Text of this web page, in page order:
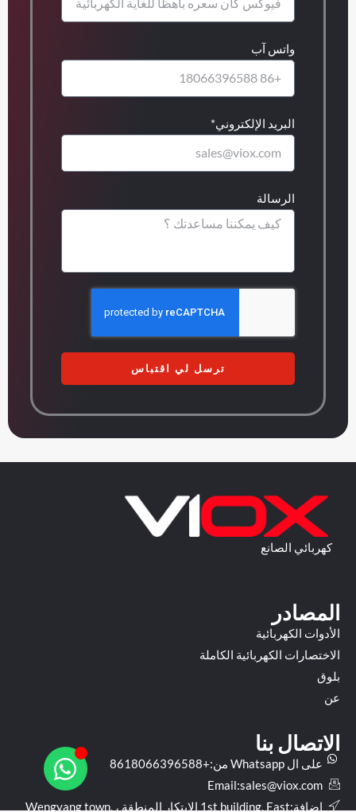
واتس آب
البريد الإلكتروني*
الرسالة
ترسل لي اقتباس
كهربائي الصانع
المصادر
الأدوات الكهربائية
الاختصارات الكهربائية الكاملة
بلوق
عن
الاتصال بنا
على ال Whatsapp من:+8618066396588
Email:sales@viox.com
إضافة:1st building, East الابتكار المنطقة ، Wengyang town,